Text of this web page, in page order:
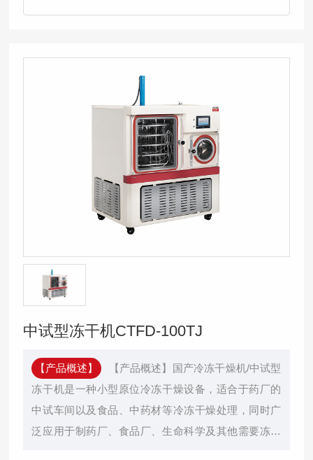
中试型冻干机CTFD-100TJ
【产品概述】
【产品概述】国产冷冻干燥机/中试型
冻干机是一种小型原位冷冻干燥设备，适合于药厂的
中试车间以及食品、中药材等冷冻干燥处理，同时广
泛应用于制药厂、食品厂、生命科学及其他需要冻干